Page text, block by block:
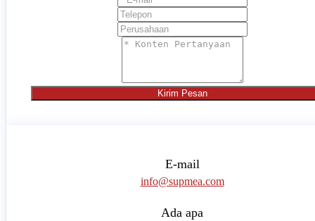
Kirim Pesan
E-mail
info@supmea.com
Ada apa